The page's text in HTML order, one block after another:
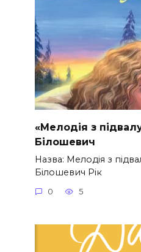
«Мелодія з
Білошевич
Назва: Мелодія з
Білошевич Рік
0 5